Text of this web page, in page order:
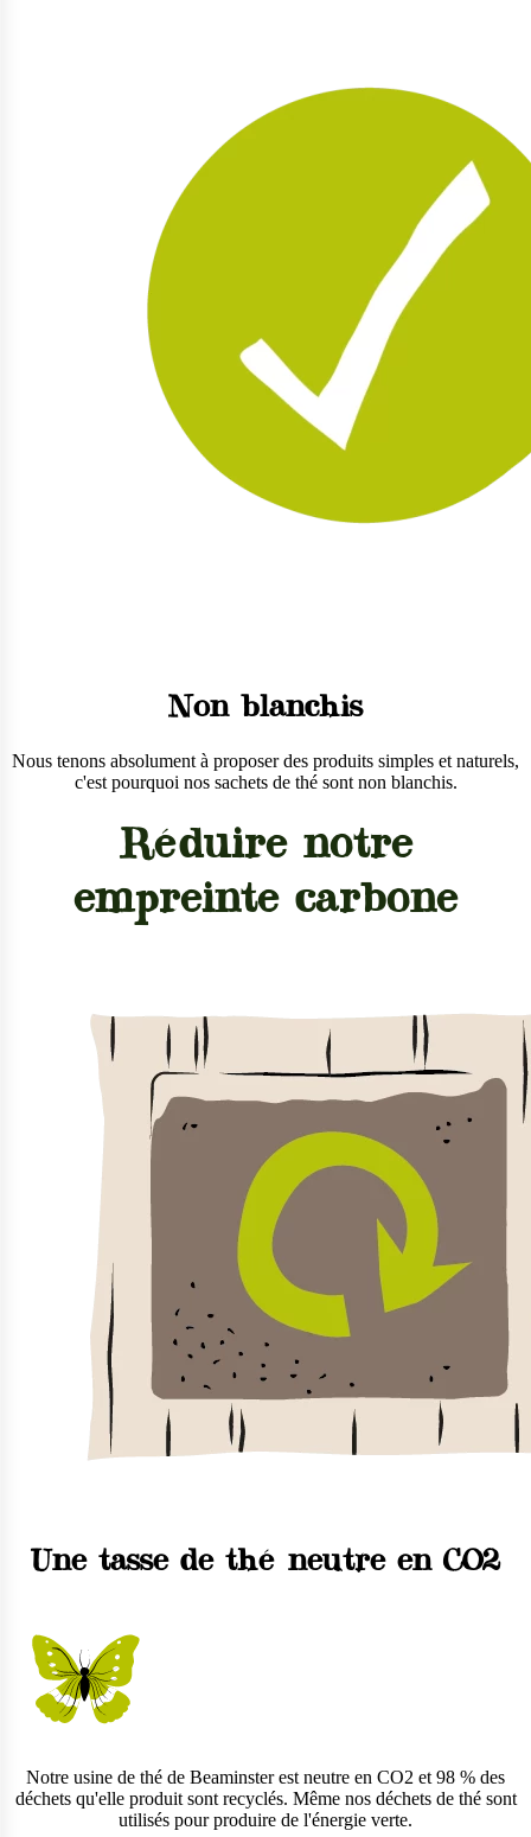
Non blanchis
Nous tenons absolument à proposer des produits simples et naturels,
c'est pourquoi nos sachets de thé sont non blanchis.
Réduire notre
empreinte carbone
Une tasse de thé neutre en CO2
Notre usine de thé de Beaminster est neutre en CO2 et 98 % des
déchets qu'elle produit sont recyclés. Même nos déchets de thé sont
utilisés pour produire de l'énergie verte.